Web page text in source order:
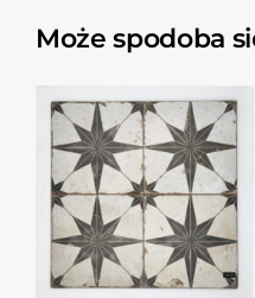
Może spodoba